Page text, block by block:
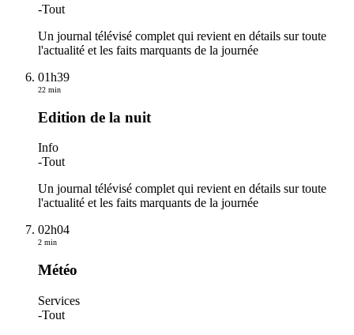
-Tout
Un journal télévisé complet qui revient en détails sur toute
l'actualité et les faits marquants de la journée
01h39
22 min
Edition de la nuit
Info
-Tout
Un journal télévisé complet qui revient en détails sur toute
l'actualité et les faits marquants de la journée
02h04
2 min
Météo
Services
-Tout